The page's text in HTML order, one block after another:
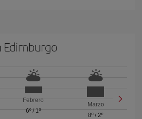
Febrero
6º/ 1º
Marzo
8º /2º